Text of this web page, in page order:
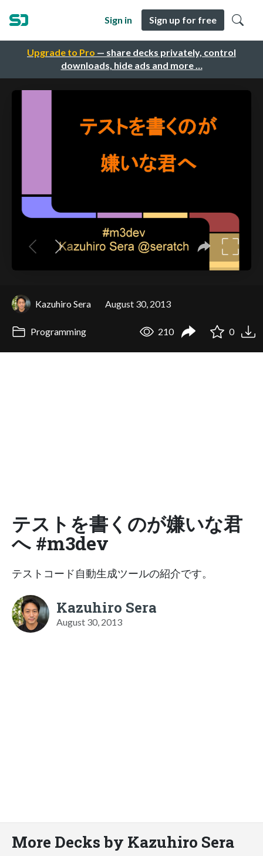
Upgrade to Pro — share decks privately, control
downloads, hide ads and more …
Sign in Sign up for free
Kazuhiro Sera August 30, 2013
Programming 210 0
テストを書くのが嫌いな君
へ #m3dev
テストコード自動生成ツールの紹介です。
Kazuhiro Sera
August 30, 2013
More Decks by Kazuhiro Sera